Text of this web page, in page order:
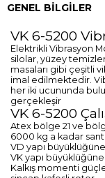
GENEL BILGILER
VK 6-5200
Elektrikli Vibrasyon
silolar, yüzey
masaları gibi çeşitli
imal edilmektedir.
her iki ucununda
gerçekleşir
VK 6-5200
Atex bölge 21 ve
6000 kg a kadar
VD yapı
VK yapı
Kalkış momenti